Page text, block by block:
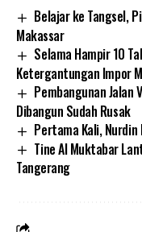
Belajar ke Tangsel,
Makassar
Selama Hampir 10
Ketergantungan Impor
Pembangunan Jalan
Dibangun Sudah Rusak
Pertama Kali,
Tine Al Muktabar
Tangerang